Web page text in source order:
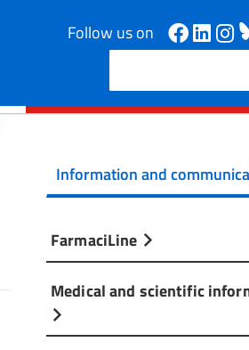
Follow us on
Information and
FarmaciLine
Medical and scientific